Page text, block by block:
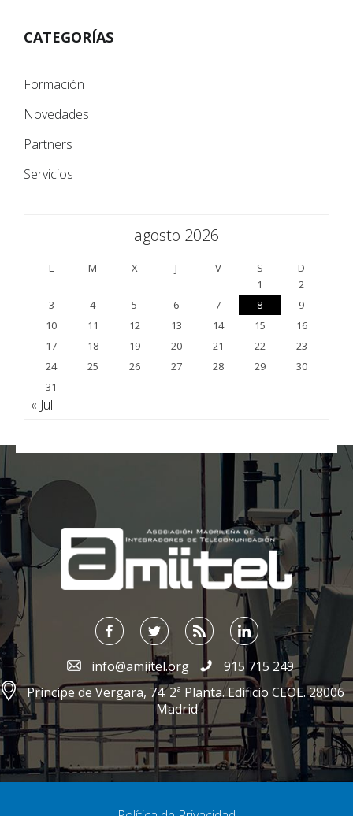
CATEGORÍAS
Formación
Novedades
Partners
Servicios
agosto 2026
L M X J V S
D
1
2
3
4 5 6 7 8
9
10
11 12 13 14 15
16
17
18 19 20 21 22
23
24
25 26 27 28 29
30
31
« Jul
;
info@amiitel.org
915 715 249
Príncipe de Vergara, 74. 2ª Planta. Edificio CEOE. 28006
Madrid